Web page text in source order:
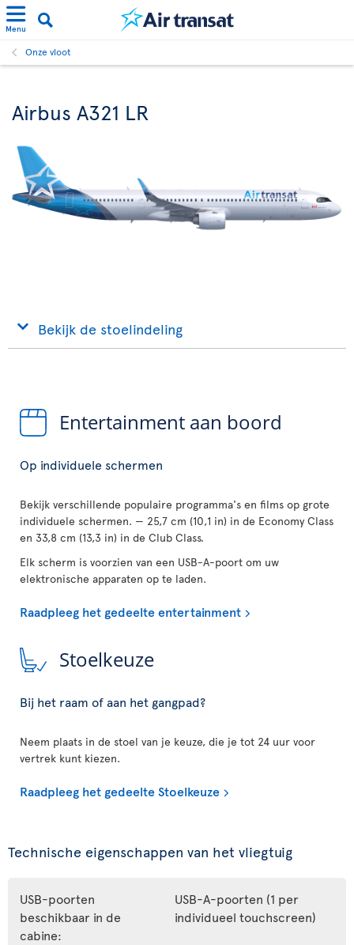
Menu
Onze vloot
Airbus A321 LR
Bekijk de stoelindeling
Entertainment aan boord
Op individuele schermen
Bekijk verschillende populaire programma's en films op grote
individuele schermen. — 25,7 cm (10,1 in) in de Economy Class
en 33,8 cm (13,3 in) in de Club Class.
Elk scherm is voorzien van een USB-A-poort om uw
elektronische apparaten op te laden.
Raadpleeg het gedeelte entertainment
Stoelkeuze
Bij het raam of aan het gangpad?
Neem plaats in de stoel van je keuze, die je tot 24 uur voor
vertrek kunt kiezen.
Raadpleeg het gedeelte Stoelkeuze
Technische eigenschappen van het vliegtuig
USB-poorten
beschikbaar in de
cabine:
USB-A-poorten (1 per
individueel touchscreen)